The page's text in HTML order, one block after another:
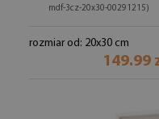
mdf-3cz-20x30-00291215)
rozmiar od: 20x30 cm
149.99